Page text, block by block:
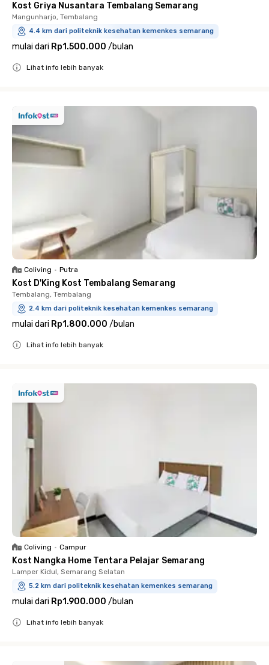
Kost Griya Nusantara Tembalang Semarang
Mangunharjo, Tembalang
4.4 km dari politeknik kesehatan kemenkes semarang
mulai dari Rp1.500.000 /bulan
Lihat info lebih banyak
Coliving • Putra
Kost D'King Kost Tembalang Semarang
Tembalang, Tembalang
2.4 km dari politeknik kesehatan kemenkes semarang
mulai dari Rp1.800.000 /bulan
Lihat info lebih banyak
Coliving • Campur
Kost Nangka Home Tentara Pelajar Semarang
Lamper Kidul, Semarang Selatan
5.2 km dari politeknik kesehatan kemenkes semarang
mulai dari Rp1.900.000 /bulan
Lihat info lebih banyak